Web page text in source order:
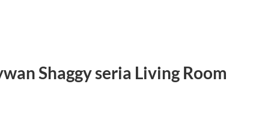
Shaggy seria Living Room